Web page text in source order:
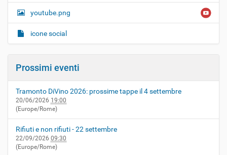
youtube.png
icone social
Prossimi eventi
Tramonto DiVino 2026: prossime tappe il 4 settembre
20/06/2026 19:00
(Europe/Rome)
Rifiuti e non rifiuti - 22 settembre
22/09/2026 09:30
(Europe/Rome)